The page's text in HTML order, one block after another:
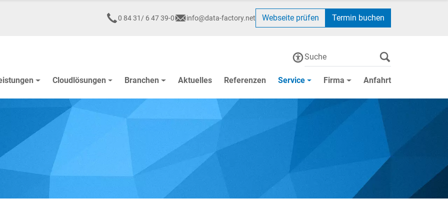
0 84 31/ 6 47 39-0 info@data-factory.net Webseite prüfen Termin buchen
Cloudlösungen Branchen Aktuelles Referenzen Service Firma Anfahrt